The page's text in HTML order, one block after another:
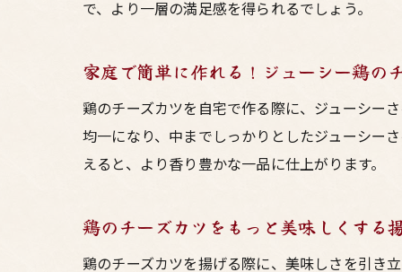
で、より一層の満足感を得られるでしょう。
家庭で簡単に作れる！ジューシー鶏の
鶏のチーズカツを自宅で作る際に、ジューシー
均一になり、中までしっかりとしたジューシー
えると、より香り豊かな一品に仕上がります。
鶏のチーズカツをもっと美味しくする
鶏のチーズカツを揚げる際に、美味しさを引き